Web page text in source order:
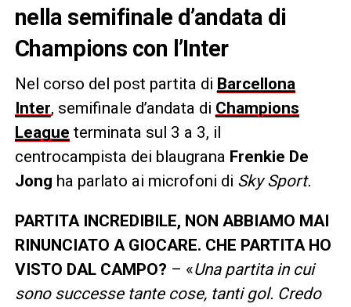
nella semifinale d’andata di
Champions con l’Inter
Nel corso del post partita di Barcellona
Inter, semifinale d’andata di Champions
League terminata sul 3 a 3, il
centrocampista dei blaugrana Frenkie De
Jong ha parlato ai microfoni di Sky Sport.
PARTITA INCREDIBILE, NON ABBIAMO MAI
RINUNCIATO A GIOCARE. CHE PARTITA HO
VISTO DAL CAMPO? – «Una partita in cui
sono successe tante cose, tanti gol. Credo